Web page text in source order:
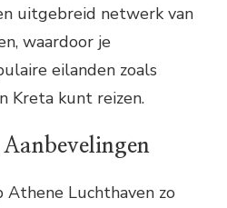
uitgebreid netwerk van
waardoor je
eilanden zoals
Kreta kunt reizen.
Luchthaven zo